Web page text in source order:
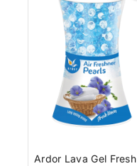
Ardor Lava Gel Fresh